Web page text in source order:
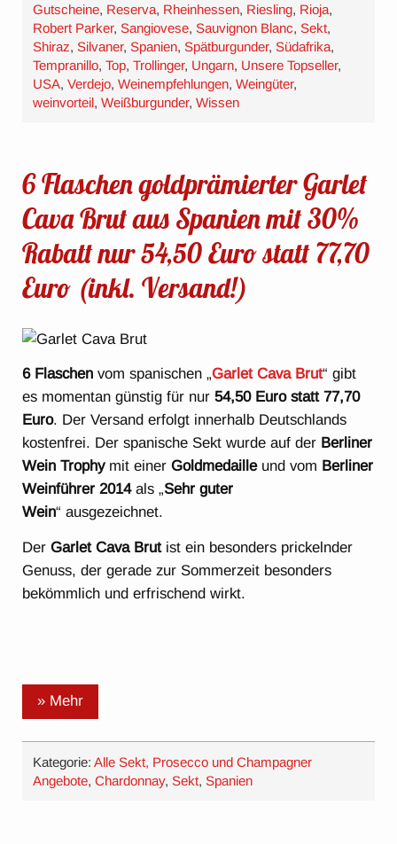
Gutscheine, Reserva, Rheinhessen, Riesling, Rioja,
Robert Parker,Sangiovese,Sauvignon Blanc,Sekt,
Shiraz,Silvaner,Spanien,Spätburgunder,Südafrika,
Tempranillo,Top,Trollinger, Ungarn, Unsere Topseller,
USA,Verdejo,Weinempfehlungen,Weingüter,
weinvorteil,Weißburgunder,Wissen
6 Flaschen goldprämierter Garlet
Cava Brut aus Spanien mit 30%
Rabatt nur 54,50 Euro statt 77,70
Euro (inkl. Versand!)
6 Flaschen vom spanischen „Garlet Cava Brut“ gibt
es momentan günstig für nur54,50 Euro statt 77,70
Euro. Der Versand erfolgt innerhalb Deutschlands
kostenfrei. Der spanische Sekt wurde auf der Berliner
Wein Trophymit einerGoldmedailleund vom Berliner
Weinführer 2014als „Sehr guter
Wein“ ausgezeichnet.
DerGarlet Cava Brutist ein besonders prickelnder
Genuss, der gerade zur Sommerzeit besonders
bekömmlich und erfrischend wirkt.
» Mehr
Kategorie:Alle Sekt, Prosecco und Champagner
Angebote,Chardonnay,Sekt,Spanien